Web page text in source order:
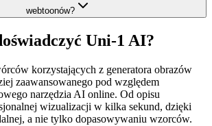
webtoonów?
Uni-1 AI?
korzystających z generatora obrazów
zaawansowanego pod względem
narzędzia AI online. Od opisu
wizualizacji w kilka sekund, dzięki
a nie tylko dopasowywaniu wzorców.